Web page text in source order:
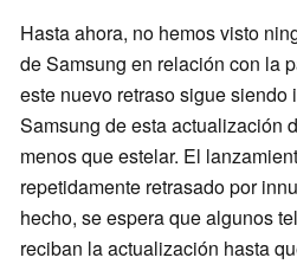
Hasta ahora, no hemos visto
de Samsung en relación con la
este nuevo retraso sigue siendo
Samsung de esta actualización
menos que estelar. El
repetidamente retrasado por
hecho, se espera que algunos
reciban la actualización hasta